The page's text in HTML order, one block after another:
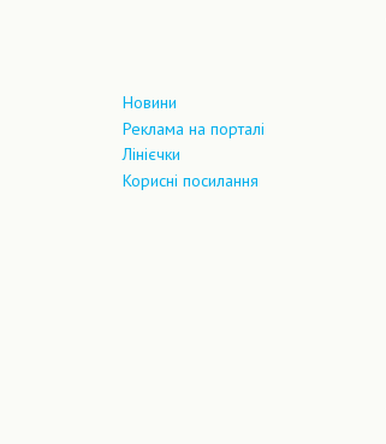
Новини
Реклама на порталі
Лінієчки
Корисні посилання